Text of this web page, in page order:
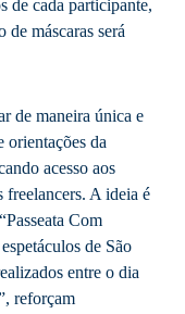
de cada participante,
de máscaras será
de maneira única e
orientações da
acesso aos
freelancers. A ideia é
Com
de São
entre o dia
reforçam